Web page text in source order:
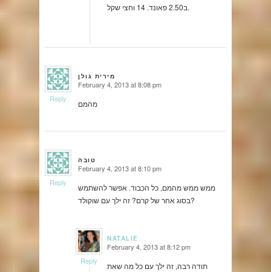
ב2.50 פאונד. 14 וחצי שקל.
מירית גולן
says: February 4, 2013 at 8:08 pm
מהמם Reply
טובה
says: February 4, 2013 at 8:10 pm
ממש ממש מהמם, כל הכבוד. אפשר להשתמש
בסוג אחר של קרם? זה ילך עם שוקולד?
Reply
NATALIE
says: February 4, 2013 at 8:12 pm
תודה רבה, זה ילך עם כל מה שאת
Reply